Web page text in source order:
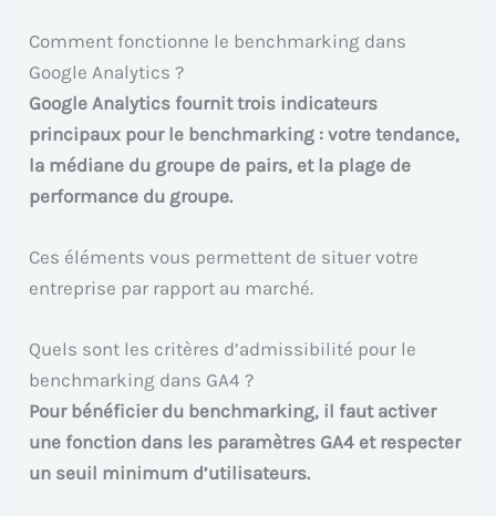
Comment fonctionne le benchmarking dans
Google Analytics ?
Google Analytics fournit trois indicateurs
principaux pour le benchmarking : votre tendance,
la médiane du groupe de pairs, et la plage de
performance du groupe.
Ces éléments vous permettent de situer votre
entreprise par rapport au marché.
Quels sont les critères d’admissibilité pour le
benchmarking dans GA4 ?
Pour bénéficier du benchmarking, il faut activer
une fonction dans les paramètres GA4 et respecter
un seuil minimum d’utilisateurs.